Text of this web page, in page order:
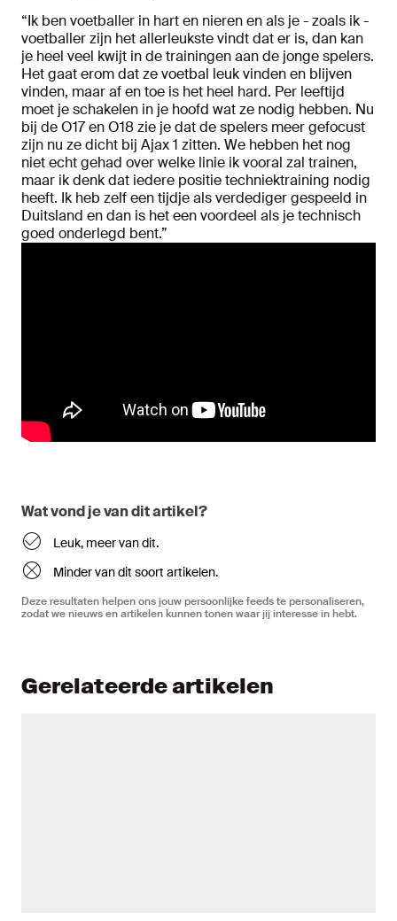
“Ik ben voetballer in hart en nieren en als je - zoals ik -
voetballer zijn het allerleukste vindt dat er is, dan kan
je heel veel kwijt in de trainingen aan de jonge spelers.
Het gaat erom dat ze voetbal leuk vinden en blijven
vinden, maar af en toe is het heel hard. Per leeftijd
moet je schakelen in je hoofd wat ze nodig hebben. Nu
bij de O17 en O18 zie je dat de spelers meer gefocust
zijn nu ze dicht bij Ajax 1 zitten. We hebben het nog
niet echt gehad over welke linie ik vooral zal trainen,
maar ik denk dat iedere positie techniektraining nodig
heeft. Ik heb zelf een tijdje als verdediger gespeeld in
Duitsland en dan is het een voordeel als je technisch
goed onderlegd bent.”
Wat vond je van dit artikel?
Leuk, meer van dit.
Minder van dit soort artikelen.
Deze resultaten helpen ons jouw persoonlijke feeds te personaliseren,
zodat we nieuws en artikelen kunnen tonen waar jij interesse in hebt.
Gerelateerde artikelen